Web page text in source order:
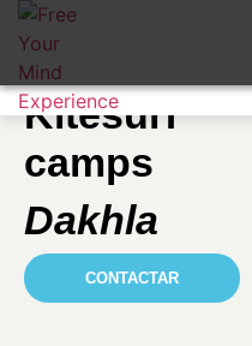
Apuntame !
Kitesurf
camps
Dakhla
CONTACTAR